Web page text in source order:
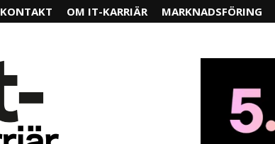
KONTAKT OM IT-KARRIÄR MARKNADSFÖRING